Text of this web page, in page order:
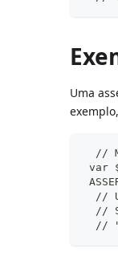
Uma
//
var
//
//
//